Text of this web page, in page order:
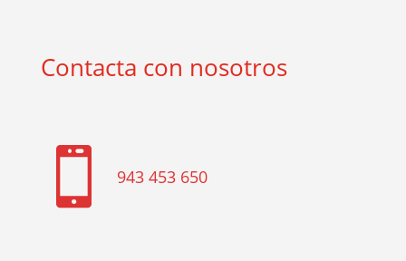
Contacta con nosotros
 943 453 650